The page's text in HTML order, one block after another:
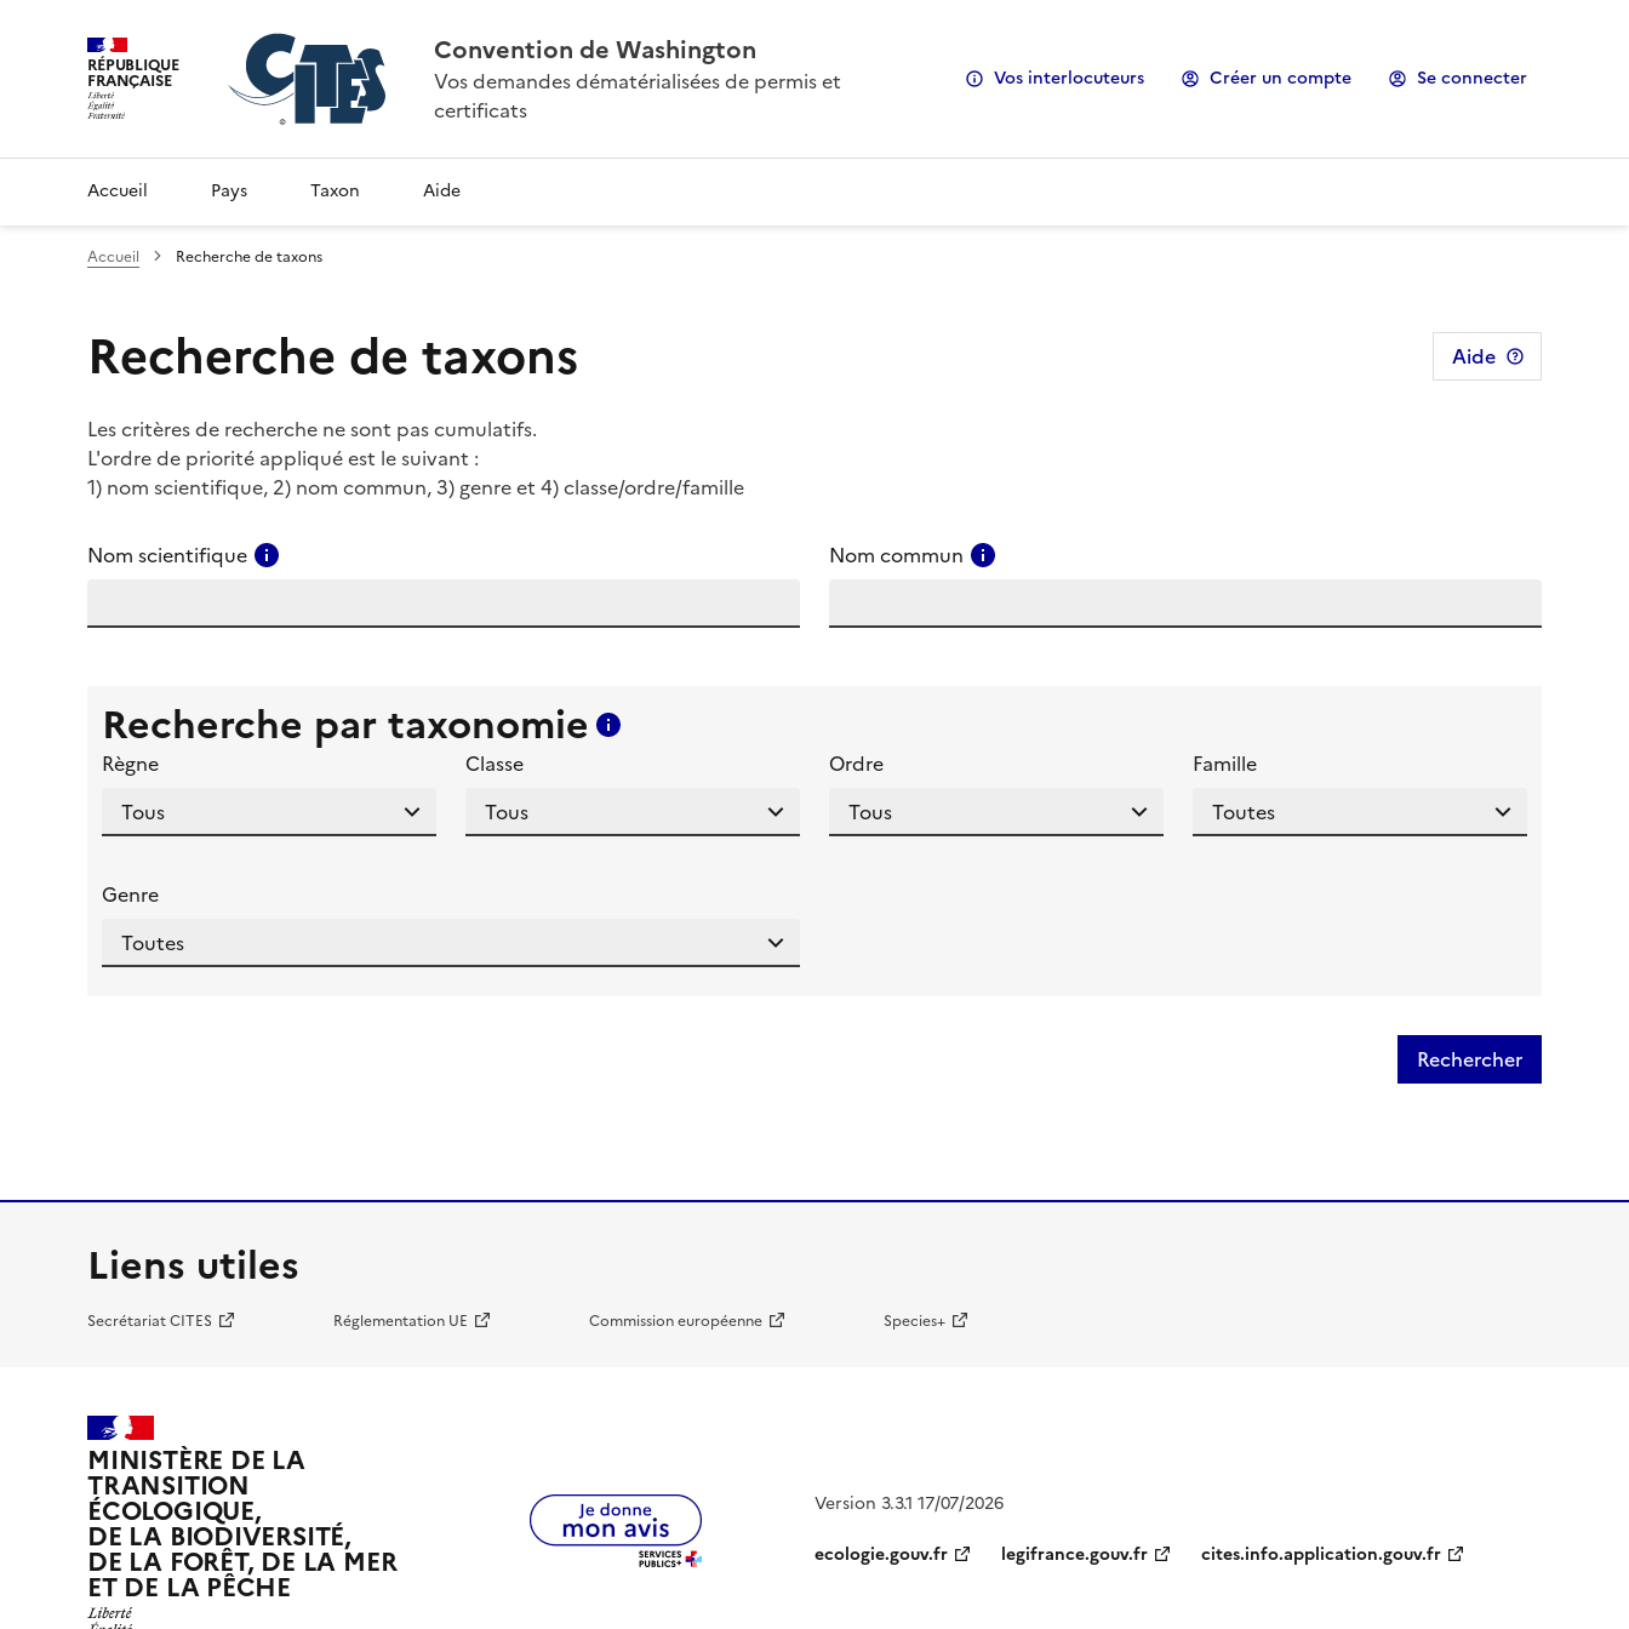
RÉPUBLIQUE
FRANÇAISE
Convention de Washington
Vos demandes dématérialisées de permis et
certificats
Vos interlocuteurs Créer un compte Se connecter
Accueil Pays Taxon Aide
Accueil Recherche de taxons
Recherche de taxons Aide
Les critères de recherche ne sont pas cumulatifs.
L'ordre de priorité appliqué est le suivant :
1) nom scientifique, 2) nom commun, 3) genre et 4) classe/ordre/famille
Nom scientifique Nom commun
Recherche par taxonomie
Règne
Classe Ordre Famille
Genre
Rechercher
Liens utiles
Secrétariat CITES Réglementation UE Commission européenne Species+
MINISTÈRE DE LA
TRANSITION
ÉCOLOGIQUE,
DE LA BIODIVERSITÉ,
DE LA FORÊT, DE LA MER
ET DE LA PÊCHE
Version 3.3.1 17/07/2026
ecologie.gouv.fr
legifrance.gouv.fr cites.info.application.gouv.fr